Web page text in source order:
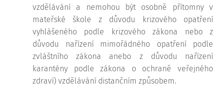
vzdělávání a nemohou být osobně přítomny v
mateřské škole z důvodu krizového opatření
vyhlášeného podle krizového zákona nebo z
důvodu nařízení mimořádného opatření podle
zvláštního zákona anebo z důvodu nařízení
karantény podle zákona o ochraně veřejného
zdraví) vzdělávání distančním způsobem.